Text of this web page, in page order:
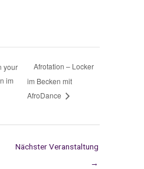
your
im
Afrotation – Locker
im Becken mit
AfroDance
Nächster Veranstaltung
→